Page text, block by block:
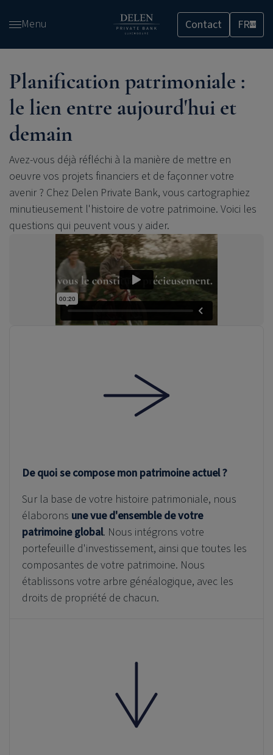
contenu
Menu Contact FRLU
Planification patrimoniale :
le lien entre aujourd'hui et
demain
Avez-vous déjà réfléchi à la manière de mettre en
oeuvre vos projets financiers et de façonner votre
avenir ? Chez Delen Private Bank, vous cartographiez
minutieusement l'histoire de votre patrimoine. Voici les
questions qui peuvent vous y aider.
De quoi se compose mon patrimoine actuel ?
Sur la base de votre histoire patrimoniale, nous
élaborons une vue d'ensemble de votre
patrimoine global. Nous intégrons votre
portefeuille d'investissement, ainsi que toutes les
composantes de votre patrimoine. Nous
établissons votre arbre généalogique, avec les
droits de propriété de chacun.